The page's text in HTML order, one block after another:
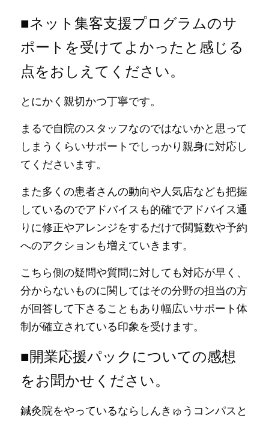
■ネット集客支援プログラムのサ
ポートを受けてよかったと感じる
点をおしえてください。
とにかく親切かつ丁寧です。
まるで自院のスタッフなのではないかと思って
しまうくらいサポートでしっかり親身に対応し
てくださいます。
また多くの患者さんの動向や人気店なども把握
しているのでアドバイスも的確でアドバイス通
りに修正やアレンジをするだけで閲覧数や予約
へのアクションも増えていきます。
こちら側の疑問や質問に対しても対応が早く、
分からないものに関してはその分野の担当の方
が回答して下さることもあり幅広いサポート体
制が確立されている印象を受けます。
■開業応援パックについての感想
をお聞かせください。
鍼灸院をやっているならしんきゅうコンパスと